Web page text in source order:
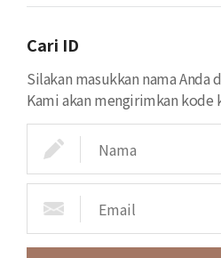
Cari ID
Silakan masukkan nama Anda
Kami akan mengirimkan kode